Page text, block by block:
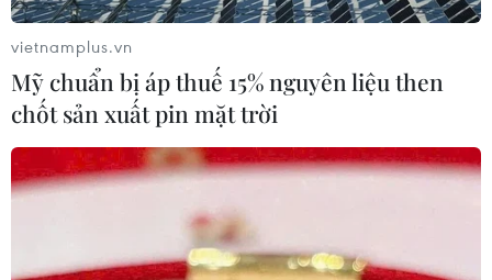
vietnamplus.vn
Mỹ chuẩn bị áp thuế 15% nguyên liệu then
chốt sản xuất pin mặt trời